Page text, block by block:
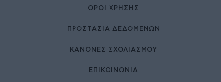
ΌΡΟΙ ΧΡΉΣΗΣ
ΠΡΟΣΤΑΣΙΑ ΔΕΔΟΜΕΝΩΝ
ΚΑΝΟΝΕΣ ΣΧΟΛΙΑΣΜΟΥ
ΕΠΙΚΟΙΝΩΝΊΑ